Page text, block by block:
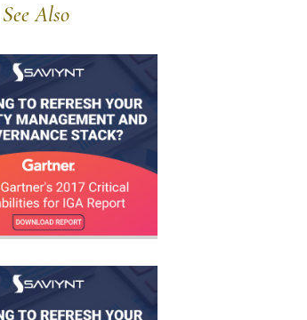
See Also